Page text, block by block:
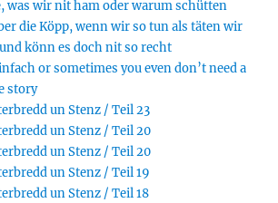
was wir nit ham oder warum schütten
die Köpp, wenn wir so tun als täten wir
könn es doch nit so recht
or sometimes you even don’t need a
story
un Stenz / Teil 23
un Stenz / Teil 20
un Stenz / Teil 20
un Stenz / Teil 19
un Stenz / Teil 18